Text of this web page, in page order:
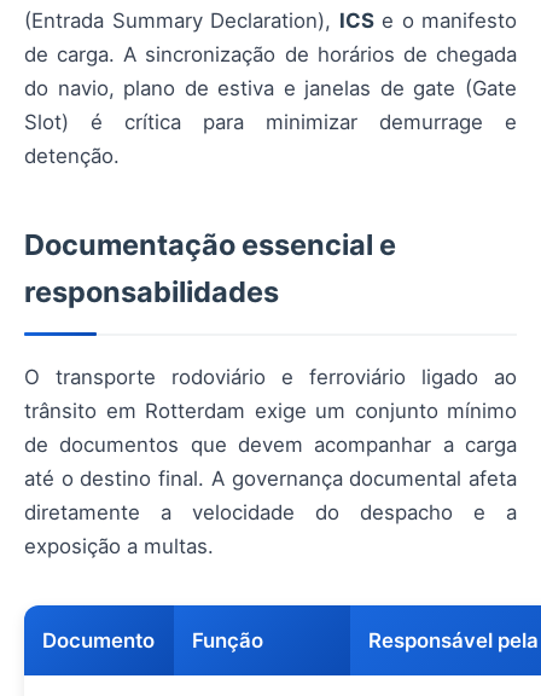
(Entrada Summary Declaration), ICSe o manifesto
de carga. A sincronização de horários de chegada
do navio, plano de estiva e janelas de gate (Gate
Slot) é crítica para minimizar demurrage e
detenção.
Documentação essencial e
responsabilidades
O transporte rodoviário e ferroviário ligado ao
trânsito em Rotterdam exige um conjunto mínimo
de documentos que devem acompanhar a carga
até o destino final. A governança documental afeta
diretamente a velocidade do despacho e a
exposição a multas.
Documento Função Responsável